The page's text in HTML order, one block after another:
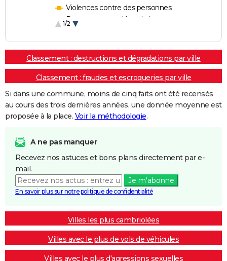
Violences contre des personnes
Destructions et dégradations
1/2
Classement : destructions et dégradations par ville
Classement : fraudes et escroqueries par ville
Si dans une commune, moins de cinq faits ont été recensés
au cours des trois dernières années, une donnée moyenne est
proposée à la place. Voir la méthodologie.
A ne pas manquer
Recevez nos astuces et bons plans directement par e-
mail.
Je m'abonne
En savoir plus sur notre politique de confidentialité
Villes les plus cambriolées
Villes avec le plus de vols de véhicules
Villes avec le plus d'agressions sexuelles